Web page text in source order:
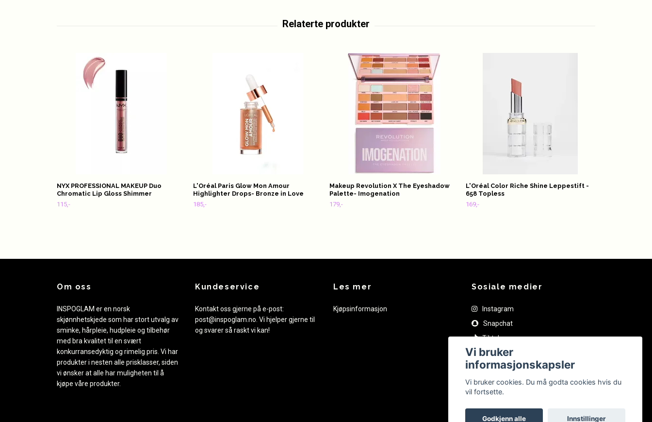
NYX PROFESSIONAL MAKEUP Duo
Chromatic Lip Gloss Shimmer
115,-
L'Oréal Paris Glow Mon Amour
Highlighter Drops- Bronze in Love
185,-
Makeup Revolution X The Eyeshadow
Palette- Imogenation
179,-
L'Oréal Color Riche Shine Leppestift -
658 Topless
169,-
Om oss
INSPOGLAM er en norsk
skjønnhetskjede som har stort utvalg av
sminke, hårpleie, hudpleie og tilbehør
med bra kvalitet til en svært
konkurransedyktig og rimelig pris. Vi har
produkter i nesten alle prisklasser, siden
vi ønsker at alle har muligheten til å
kjøpe våre produkter.
Kundeservice
Kontakt oss gjerne på e-post:
post@inspoglam.no . Vi hjelper gjerne til
og svarer så raskt vi kan!
Les mer
Kjøpsinformasjon
Sosiale medier
Instagram
Snapchat
Tiktok
Vi bruker
informasjonskapsler
Vi bruker cookies. Du må godta cookies hvis du
vil fortsette.
Godkjenn alle Innstillinger